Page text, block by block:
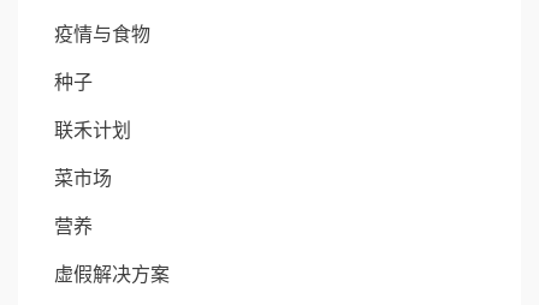
疫情与食物
种子
联禾计划
菜市场
营养
虚假解决方案